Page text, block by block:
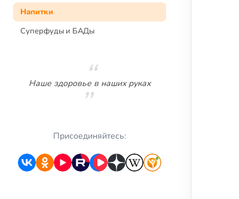
Напитки
Суперфуды и БАДы
Наше здоровье в наших руках
Присоединяйтесь: